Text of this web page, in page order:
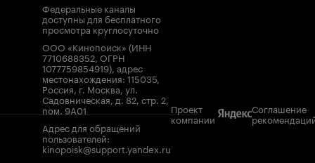
Федеральные каналы
доступны для бесплатного
просмотра круглосуточно
ООО «Кинопоиск» (ИНН
7710688352, ОГРН
1077759854919), адрес
местонахождения: 115035,
Россия, г. Москва, ул.
Садовническая, д. 82, стр. 2,
пом. 9А01
Адрес для обращений
пользователей:
kinopoisk@support.yandex.ru
Проект
компании
Соглашение